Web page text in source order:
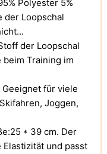
Polyester 5%
der Loopschal
der Loopschal
beim Training im
Geeignet für viele
Joggen,
* 39 cm. Der
und passt